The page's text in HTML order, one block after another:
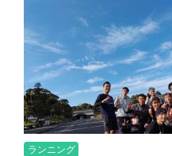
ランニング